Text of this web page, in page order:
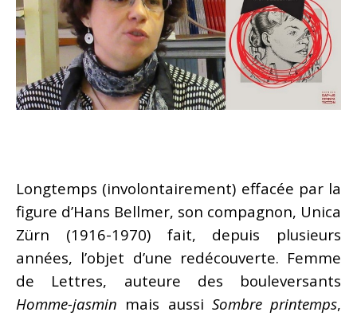
Longtemps (involontairement) effacée par la
figure d’Hans Bellmer, son compagnon, Unica
Zürn (1916-1970) fait, depuis plusieurs
années, l’objet d’une redécouverte. Femme
de Lettres, auteure des bouleversants
Homme-jasmin mais aussi Sombre printemps,